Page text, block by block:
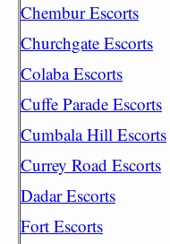
Chembur Escorts
Churchgate Escorts
Colaba Escorts
Cuffe Parade Escorts
Cumbala Hill Escorts
Currey Road Escorts
Dadar Escorts
Fort Escorts